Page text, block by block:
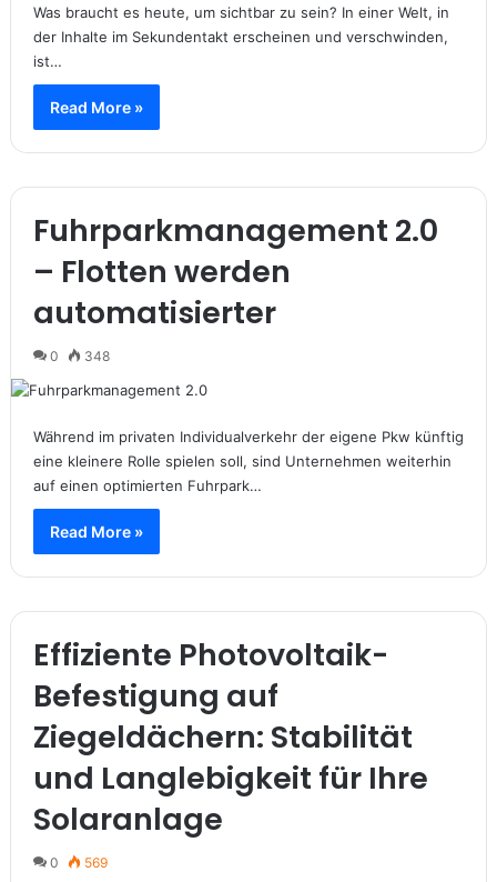
Was braucht es heute, um sichtbar zu sein? In einer Welt, in
der Inhalte im Sekundentakt erscheinen und verschwinden,
ist…
Read More »
Fuhrparkmanagement 2.0
– Flotten werden
automatisierter
0 348
Während im privaten Individualverkehr der eigene Pkw künftig
eine kleinere Rolle spielen soll, sind Unternehmen weiterhin
auf einen optimierten Fuhrpark…
Read More »
Effiziente Photovoltaik-
Befestigung auf
Ziegeldächern: Stabilität
und Langlebigkeit für Ihre
Solaranlage
0 569